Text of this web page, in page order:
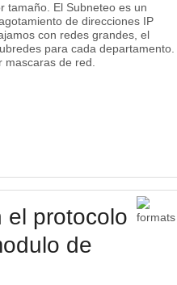
tamaño. El Subneteo es un
de direcciones IP
con redes grandes, el
para cada departamento.
de red.
el protocolo
de